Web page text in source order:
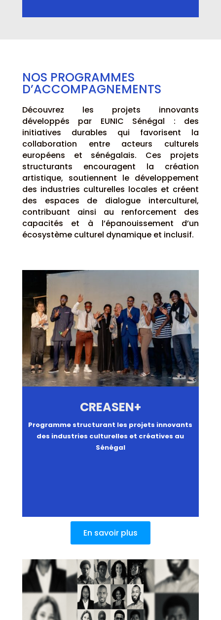
NOS PROGRAMMES
D’ACCOMPAGNEMENTS
Découvrez les projets innovants
développés par EUNIC Sénégal : des
initiatives durables qui favorisent la
collaboration entre acteurs culturels
européens et sénégalais. Ces projets
structurants encouragent la création
artistique, soutiennent le développement
des industries culturelles locales et créent
des espaces de dialogue interculturel,
contribuant ainsi au renforcement des
capacités et à l’épanouissement d’un
écosystème culturel dynamique et inclusif.
CREASEN+
Programme structurant les projets innovants
des industries culturelles et créatives au
Sénégal
En savoir plus